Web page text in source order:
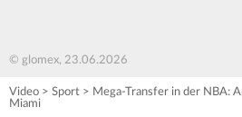
© glomex, 23.06.2026
Video > Sport > Mega-Transfer in der NBA:
Miami